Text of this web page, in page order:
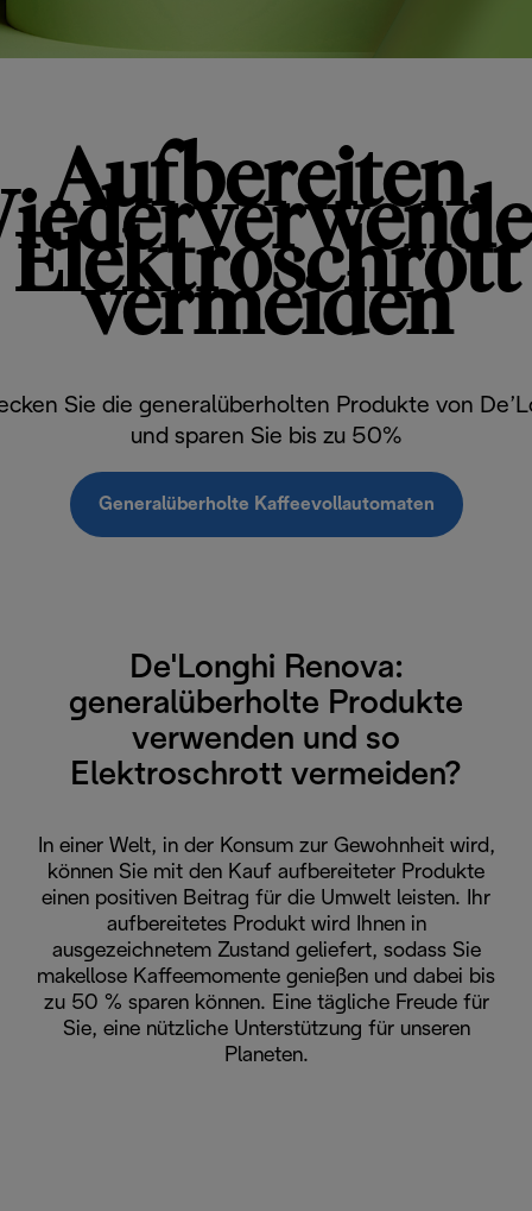
Aufbereiten,
Elektroschrott
vermeiden
Sie die generalüberholten Produkte von
und sparen Sie bis zu 50%
Generalüberholte Kaffeevollautomaten
De'Longhi Renova:
generalüberholte Produkte
verwenden und so
Elektroschrott vermeiden?
In einer Welt, in der Konsum zur Gewohnheit wird,
können Sie mit den Kauf aufbereiteter Produkte
einen positiven Beitrag für die Umwelt leisten. Ihr
aufbereitetes Produkt wird Ihnen in
ausgezeichnetem Zustand geliefert, sodass Sie
makellose Kaffeemomente genießen und dabei bis
zu 50 % sparen können. Eine tägliche Freude für
Sie, eine nützliche Unterstützung für unseren
Planeten.